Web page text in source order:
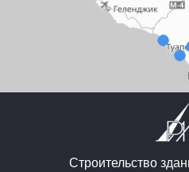
Строительство